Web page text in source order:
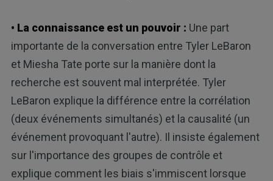
• La connaissance est un pouvoir : Une part
importante de la conversation entre Tyler LeBaron
et Miesha Tate porte sur la manière dont la
recherche est souvent mal interprétée. Tyler
LeBaron explique la différence entre la corrélation
(deux événements simultanés) et la causalité (un
événement provoquant l'autre). Il insiste également
sur l'importance des groupes de contrôle et
explique comment les biais s'immiscent lorsque